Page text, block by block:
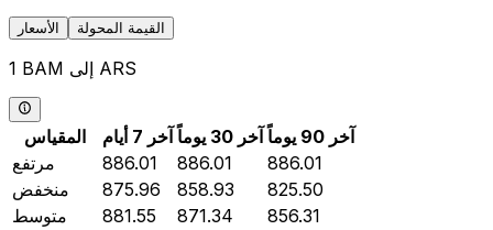
الأسعار القيمة المحولة
1 BAM إلى ARS
المقياس آخر 7 أيام آخر 30 يوماً
آخر 90 يوماً
مرتفع
886.01 886.01
886.01
منخفض
875.96 858.93
825.50
متوسط
881.55 871.34
856.31